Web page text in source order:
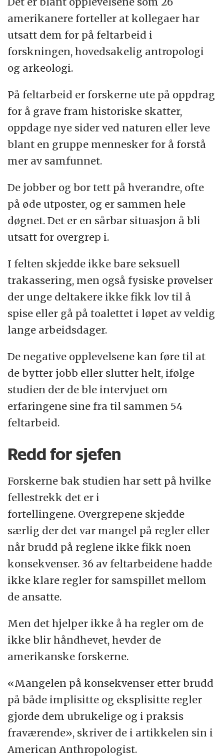
amerikanere forteller at kollegaer har
utsatt dem for på feltarbeid i
forskningen, hovedsakelig antropologi
og arkeologi.
På feltarbeid er forskerne ute på oppdrag
for å grave fram historiske skatter,
oppdage nye sider ved naturen eller leve
blant en gruppe mennesker for å forstå
mer av samfunnet.
De jobber og bor tett på hverandre, ofte
på øde utposter, og er sammen hele
døgnet. Det er en sårbar situasjon å bli
utsatt for overgrep i.
I felten skjedde ikke bare seksuell
trakassering, men også fysiske prøvelser
der unge deltakere ikke fikk lov til å
spise eller gå på toalettet i løpet av veldig
lange arbeidsdager.
De negative opplevelsene kan føre til at
de bytter jobb eller slutter helt, ifølge
studien der de ble intervjuet om
erfaringene sine fra til sammen 54
feltarbeid.
Redd for sjefen
Forskerne bak studien har sett på hvilke
fellestrekk det er i
fortellingene. Overgrepene skjedde
særlig der det var mangel på regler eller
når brudd på reglene ikke fikk noen
konsekvenser. 36 av feltarbeidene hadde
ikke klare regler for samspillet mellom
de ansatte.
Men det hjelper ikke å ha regler om de
ikke blir håndhevet, hevder de
amerikanske forskerne.
«Mangelen på konsekvenser etter brudd
på både implisitte og eksplisitte regler
gjorde dem ubrukelige og i praksis
fraværende», skriver de i artikkelen sin i
American Anthropologist.